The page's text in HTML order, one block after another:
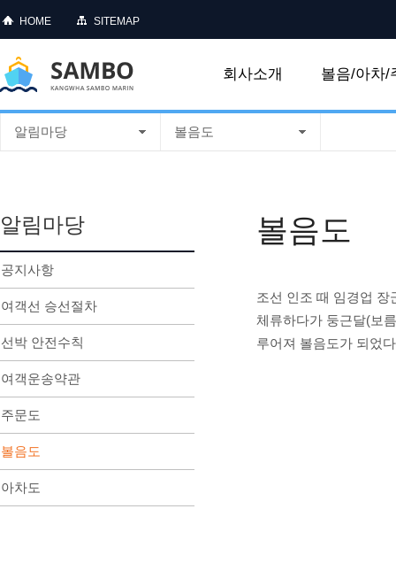
HOME SITEMAP
회사소개 볼음/아차/
알림마당 볼음도
알림마당
공지사항
여객선 승선절차
선박 안전수칙
여객운송약관
주문도
볼음도
아차도
볼음도
조선 인조 때 임경업
체류하다가 둥근달(보
루어져 볼음도가 되었